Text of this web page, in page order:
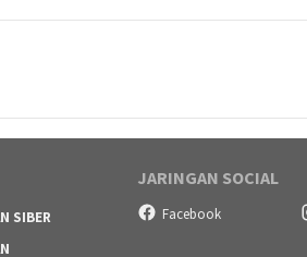
SIBER
JARINGAN SOCIAL
Facebook